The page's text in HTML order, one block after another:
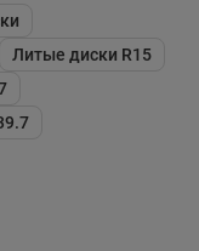
включая
гнезда под
преимуществ:
форму
Литые диски R15